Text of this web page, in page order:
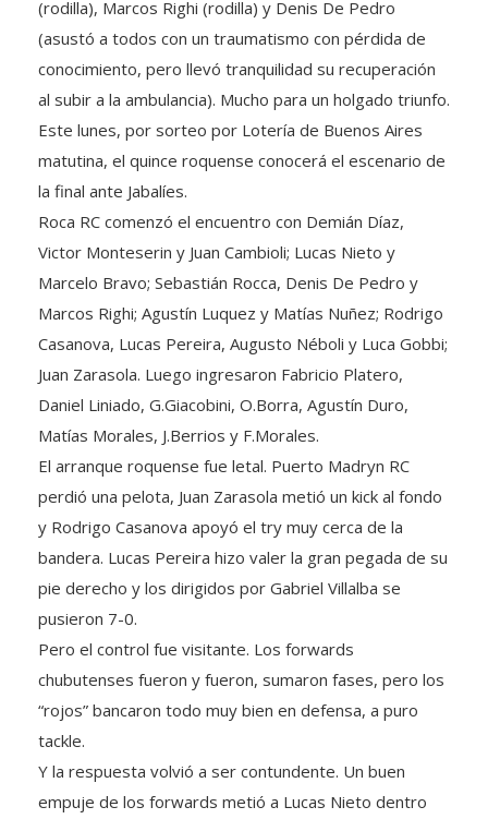
(asustó a todos con un traumatismo con pérdida de
conocimiento, pero llevó tranquilidad su recuperación
al subir a la ambulancia). Mucho para un holgado triunfo.
Este lunes, por sorteo por Lotería de Buenos Aires
matutina, el quince roquense conocerá el escenario de
la final ante Jabalíes.
Roca RC comenzó el encuentro con Demián Díaz,
Victor Monteserin y Juan Cambioli; Lucas Nieto y
Marcelo Bravo; Sebastián Rocca, Denis De Pedro y
Marcos Righi; Agustín Luquez y Matías Nuñez; Rodrigo
Casanova, Lucas Pereira, Augusto Néboli y Luca Gobbi;
Juan Zarasola. Luego ingresaron Fabricio Platero,
Daniel Liniado, G.Giacobini, O.Borra, Agustín Duro,
Matías Morales, J.Berrios y F.Morales.
El arranque roquense fue letal. Puerto Madryn RC
perdió una pelota, Juan Zarasola metió un kick al fondo
y Rodrigo Casanova apoyó el try muy cerca de la
bandera. Lucas Pereira hizo valer la gran pegada de su
pie derecho y los dirigidos por Gabriel Villalba se
pusieron 7-0.
Pero el control fue visitante. Los forwards
chubutenses fueron y fueron, sumaron fases, pero los
“rojos” bancaron todo muy bien en defensa, a puro
tackle.
Y la respuesta volvió a ser contundente. Un buen
empuje de los forwards metió a Lucas Nieto dentro
del ingoal visitante. Otro acierto de Pereira y partido